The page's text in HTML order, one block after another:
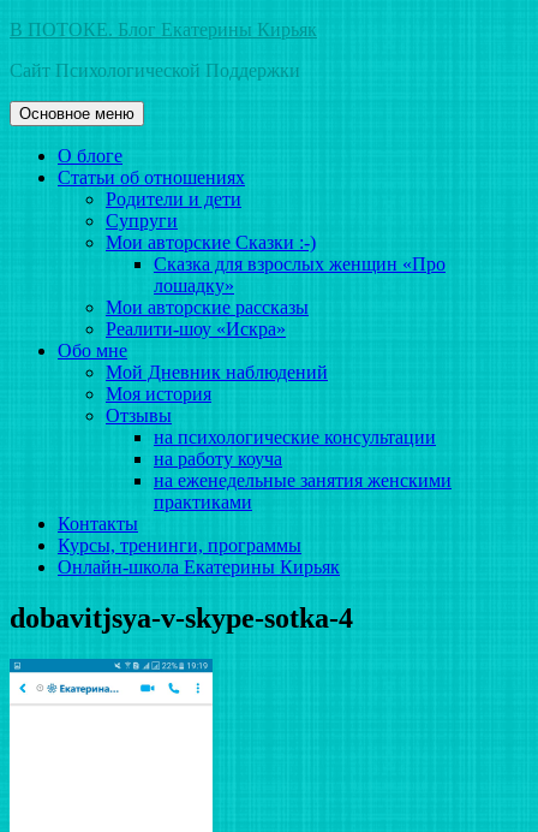
Перейти
содержимому
В ПОТОКЕ. Блог Екатерины Кирьяк
Сайт Психологической Поддержки
Основное меню
О блоге
Статьи об отношениях
Родители и дети
Супруги
Мои авторские Сказки :-)
Сказка для взрослых женщин «Про
лошадку»
Мои авторские рассказы
Реалити-шоу «Искра»
Обо мне
Мой Дневник наблюдений
Моя история
Отзывы
на психологические консультации
на работу коуча
на еженедельные занятия женскими
практиками
Контакты
Курсы, тренинги, программы
Онлайн-школа Екатерины Кирьяк
dobavitjsya-v-skype-sotka-4